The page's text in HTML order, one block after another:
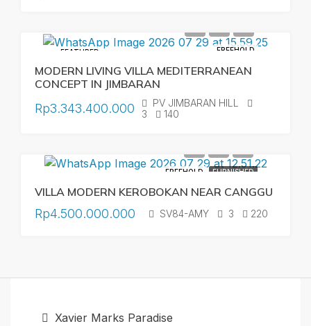
FEATURED FREEHOLD
MODERN LIVING VILLA MEDITERRANEAN
CONCEPT IN JIMBARAN
Rp3.343.400.000
PV JIMBARAN HILL
3
140
FREEHOLD FURNISHED
VILLA MODERN KEROBOKAN NEAR CANGGU
Rp4.500.000.000 SV84-AMY 3 220
Xavier Marks Paradise